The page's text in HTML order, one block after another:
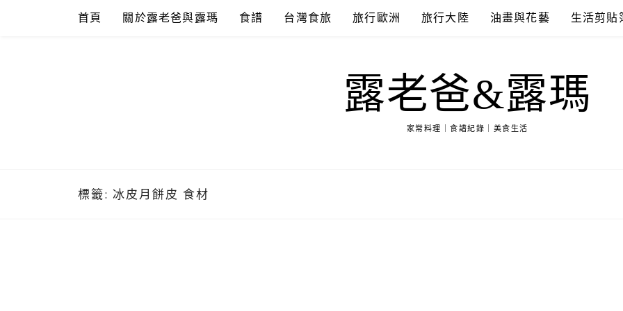
首頁 關於露老爸與露瑪 食譜 台灣食旅 旅行歐洲 旅行大陸 油畫與花藝 生活剪貼
露老爸&露瑪
家常料理｜食譜紀錄｜美食生活
標籤: 冰皮月餅皮 食材